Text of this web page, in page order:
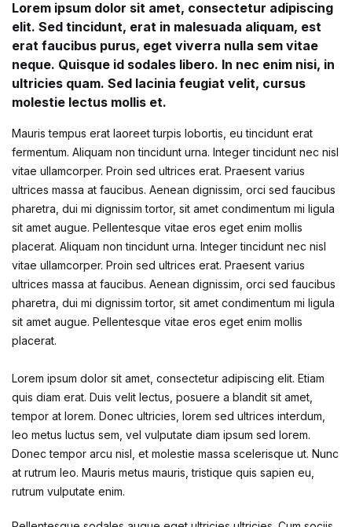
Регистрација
Lorem ipsum dolor sit amet, consectetur adipiscing
elit. Sed tincidunt, erat in malesuada aliquam, est
erat faucibus purus, eget viverra nulla sem vitae
neque. Quisque id sodales libero. In nec enim nisi, in
ultricies quam. Sed lacinia feugiat velit, cursus
molestie lectus mollis et.
Mauris tempus erat laoreet turpis lobortis, eu tincidunt erat
fermentum. Aliquam non tincidunt urna. Integer tincidunt nec nisl
vitae ullamcorper. Proin sed ultrices erat. Praesent varius
ultrices massa at faucibus. Aenean dignissim, orci sed faucibus
pharetra, dui mi dignissim tortor, sit amet condimentum mi ligula
sit amet augue. Pellentesque vitae eros eget enim mollis
placerat. Aliquam non tincidunt urna. Integer tincidunt nec nisl
vitae ullamcorper. Proin sed ultrices erat. Praesent varius
ultrices massa at faucibus. Aenean dignissim, orci sed faucibus
pharetra, dui mi dignissim tortor, sit amet condimentum mi ligula
sit amet augue. Pellentesque vitae eros eget enim mollis
placerat.
Lorem ipsum dolor sit amet, consectetur adipiscing elit. Etiam
quis diam erat. Duis velit lectus, posuere a blandit sit amet,
tempor at lorem. Donec ultricies, lorem sed ultrices interdum,
leo metus luctus sem, vel vulputate diam ipsum sed lorem.
Donec tempor arcu nisl, et molestie massa scelerisque ut. Nunc
at rutrum leo. Mauris metus mauris, tristique quis sapien eu,
rutrum vulputate enim.